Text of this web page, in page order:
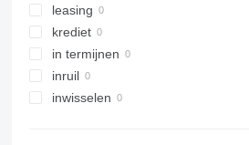
323
324
325
326
329
8030
8035
CT
JS
JZ
leasing
krediet
in termijnen
inruil
inwisselen